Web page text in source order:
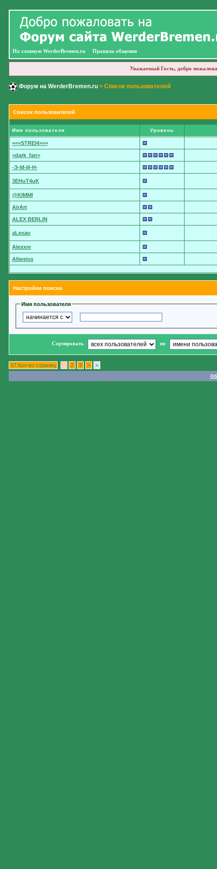
На главную WerderBremen.ru Правила общения
Уважаемый Гость, добро
Форум на WerderBremen.ru> Список пользователей
Список пользователей
Имя пользователя Уровень
<<<STREI4>>>
<dark_fan>
-Э-М-И-Н-
3EHuT4uK
@KIMMI
AirArt
ALEX BERLIN
aLexao
Alexxre
Allweiss
Настройки поиска
Имя пользователя
Сортировать по
57 Кол-во страниц 1 2 3 > »